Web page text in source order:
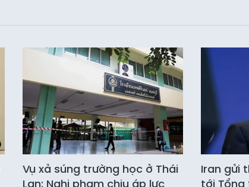
Vụ xả súng trường học ở Thái
Lan: Nghi phạm chịu áp lực
Iran gửi
tới Tổng